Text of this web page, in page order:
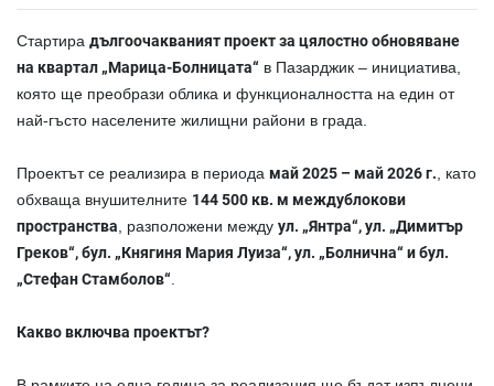
Стартира дългоочакваният проект за цялостно обновяване
на квартал „Марица-Болницата“ в Пазарджик – инициатива,
която ще преобрази облика и функционалността на един от
най-гъсто населените жилищни райони в града.
Проектът се реализира в периода май 2025 – май 2026 г. , като
обхваща внушителните 144 500 кв. м междублокови
пространства , разположени между ул. „Янтра“, ул. „Димитър
Греков“, бул. „Княгиня Мария Луиза“, ул. „Болнична“ и бул.
„Стефан Стамболов“
Какво включва проектът?